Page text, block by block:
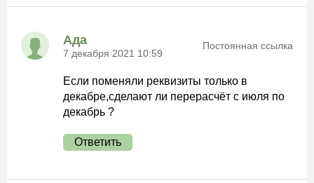
Ада
7 декабря 2021 10:59
Постоянная ссылка
Если поменяли реквизиты только в
декабре,сделают ли перерасчёт с июля по
декабрь ?
Ответить